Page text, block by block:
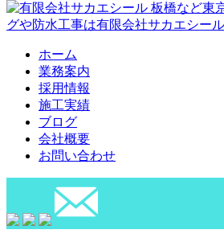
板橋など東
グや防水工事は有限会社サカエシール
ホーム
業務案内
採用情報
施工実績
ブログ
会社概要
お問い合わせ